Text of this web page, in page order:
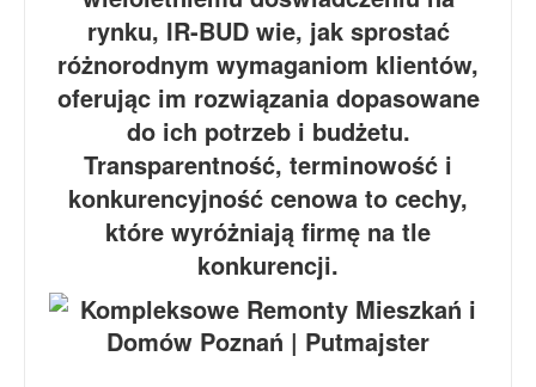
rynku, IR-BUD wie, jak sprostać
różnorodnym wymaganiom klientów,
oferując im rozwiązania dopasowane
do ich potrzeb i budżetu.
Transparentność, terminowość i
konkurencyjność cenowa to cechy,
które wyróżniają firmę na tle
konkurencji.